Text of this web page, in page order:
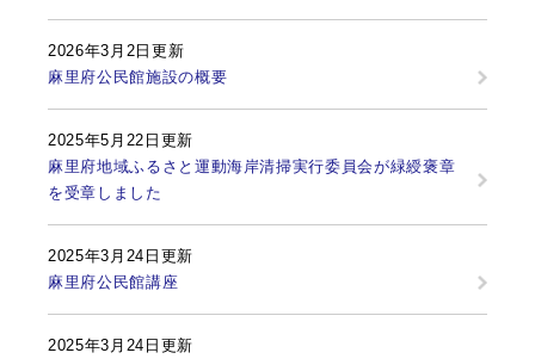
2026年3月2日更新
麻里府公民館施設の概要
2025年5月22日更新
麻里府地域ふるさと運動海岸清掃実行委員会が緑綬褒章
を受章しました
2025年3月24日更新
麻里府公民館講座
2025年3月24日更新